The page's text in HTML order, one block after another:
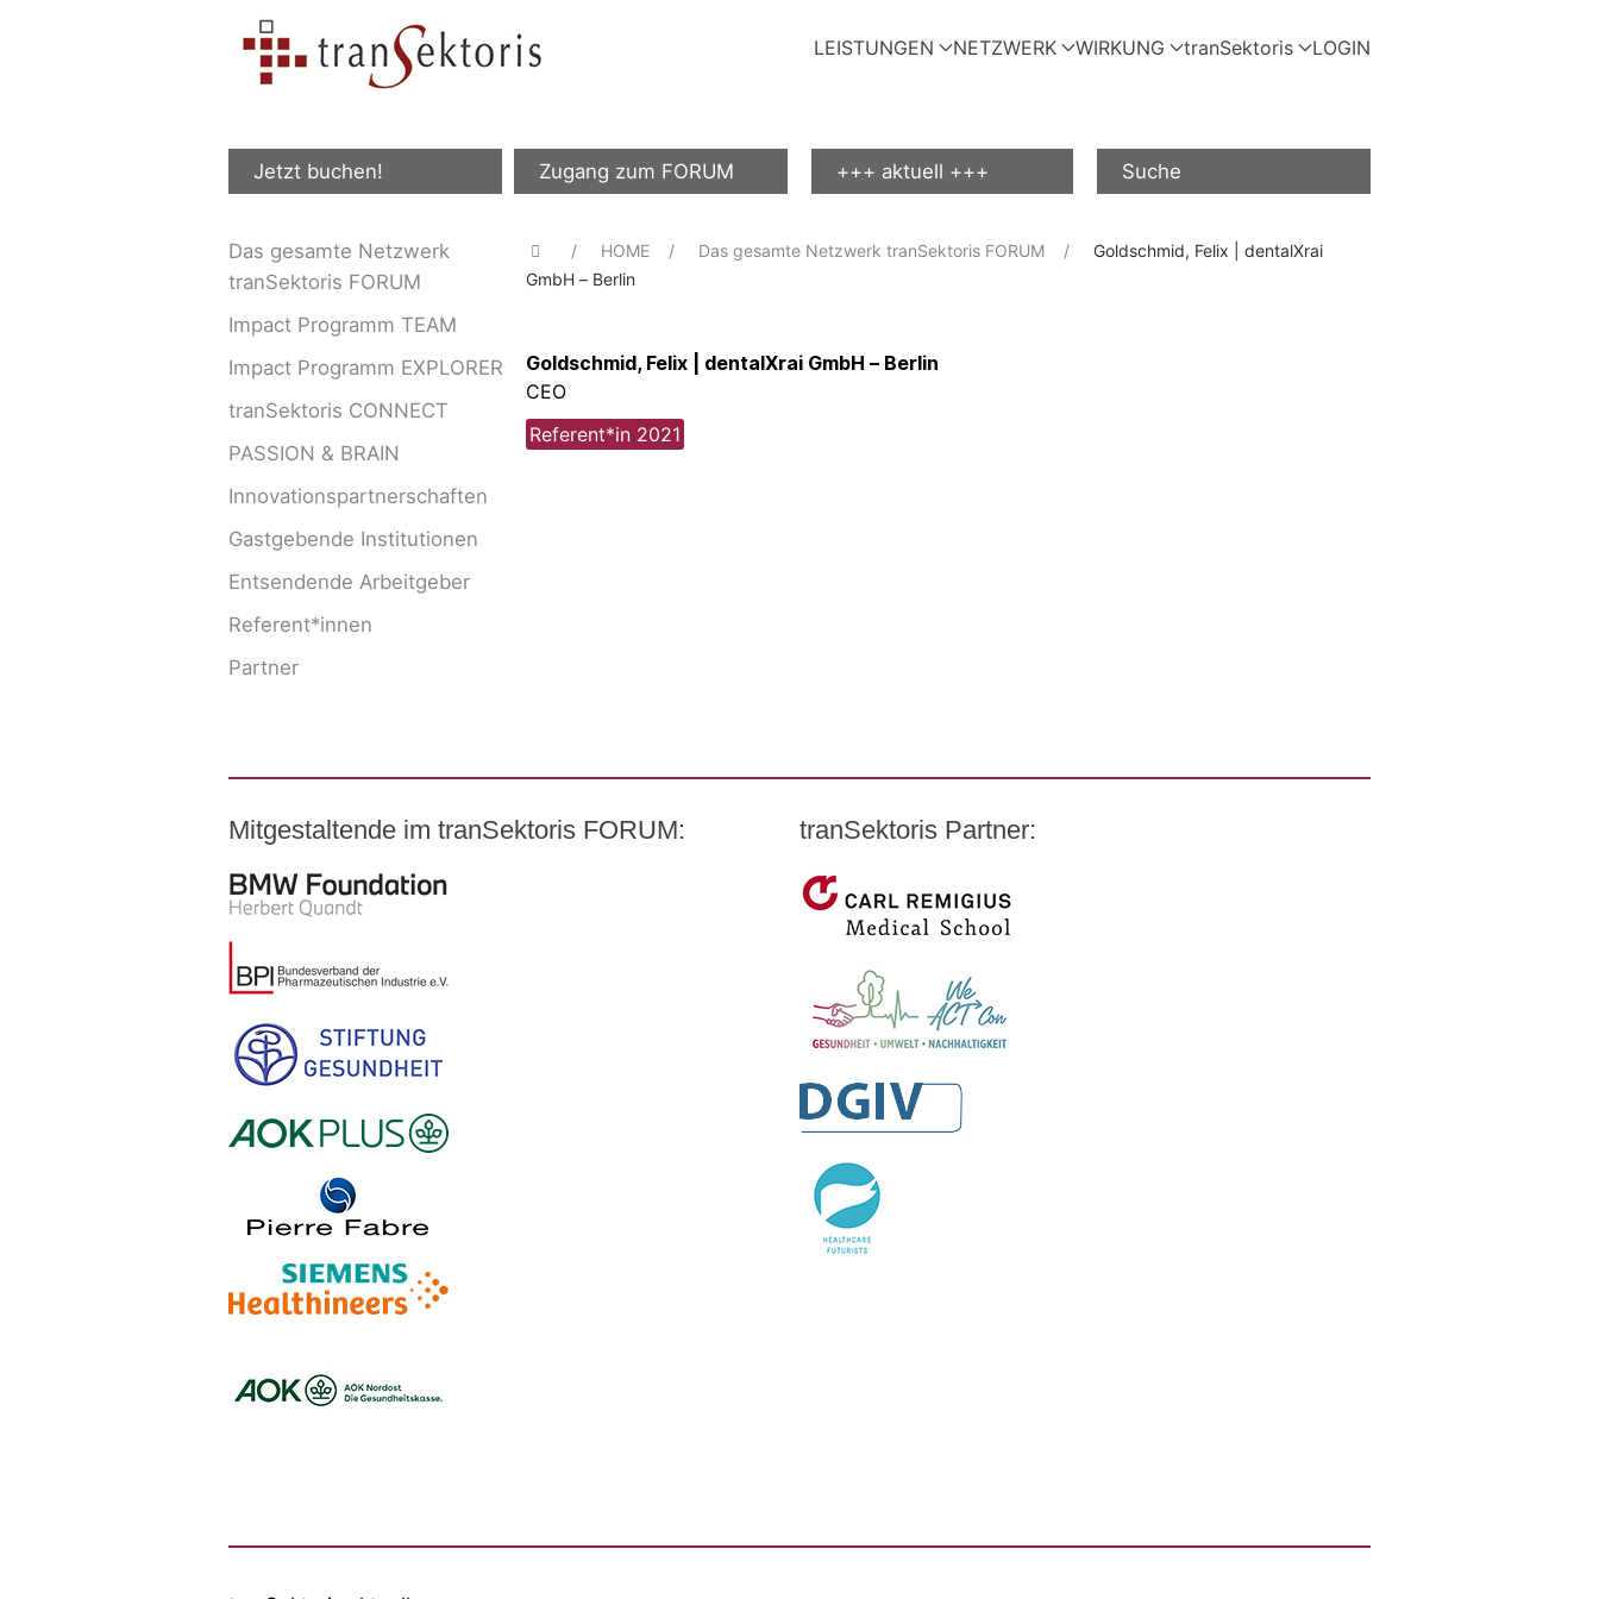
LEISTUNGEN NETZWERK WIRKUNG tranSektoris LOGIN
Jetzt buchen! Zugang zum FORUM +++ aktuell +++ Suche
Das gesamte Netzwerk
tranSektoris FORUM
Impact Programm TEAM
Impact Programm EXPLORER
tranSektoris CONNECT
PASSION & BRAIN
Innovationspartnerschaften
Gastgebende Institutionen
Entsendende Arbeitgeber
Referent*innen
Partner
HOME Das gesamte Netzwerk tranSektoris FORUM
Goldschmid, Felix | dentalXrai
GmbH – Berlin
Goldschmid, Felix | dentalXrai GmbH – Berlin
CEO
Referent*in 2021
Mitgestaltende im tranSektoris FORUM:
Logo – BMW Foundation Herbert Quandt
Logo – BDI Bundesverband der Pharmazeutischen Industrie e. V. (BPI)
Logo – Stiftung Gesundheit
Logo – AOK PLUS
Logo – Pierre Fabre Pharma
Logo – Siemens Healthineers
Logo – AOK NORDOEST
tranSektoris Partner:
Carl Remigius Medical School
WeACT Con
DGIV
HealthCare Futurists